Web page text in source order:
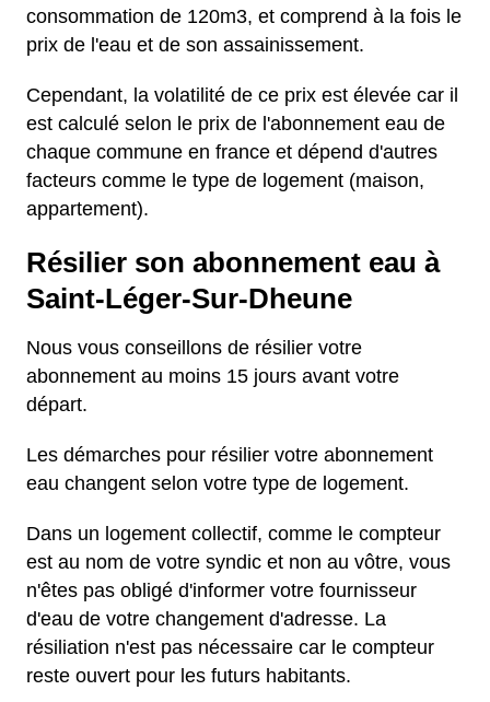
consommation de 120m3, et comprend à la fois le
prix de l'eau et de son assainissement.
Cependant, la volatilité de ce prix est élevée car il
est calculé selon le prix de l'abonnement eau de
chaque commune en france et dépend d'autres
facteurs comme le type de logement (maison,
appartement).
Résilier son abonnement eau à
Saint-Léger-Sur-Dheune
Nous vous conseillons de résilier votre
abonnement au moins 15 jours avant votre
départ.
Les démarches pour résilier votre abonnement
eau changent selon votre type de logement.
Dans un logement collectif, comme le compteur
est au nom de votre syndic et non au vôtre, vous
n'êtes pas obligé d'informer votre fournisseur
d'eau de votre changement d'adresse. La
résiliation n'est pas nécessaire car le compteur
reste ouvert pour les futurs habitants.